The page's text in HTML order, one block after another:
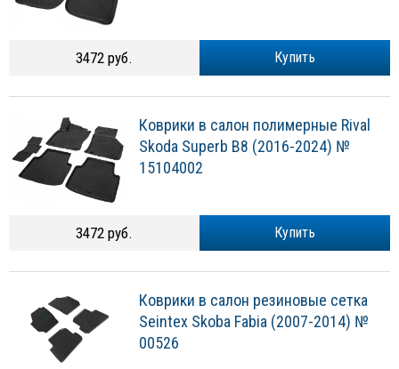
Купить
3472 руб.
Коврики в салон полимерные Rival
Skoda Superb B8 (2016-2024) №
15104002
Купить
3472 руб.
Коврики в салон резиновые сетка
Seintex Skoba Fabia (2007-2014) №
00526